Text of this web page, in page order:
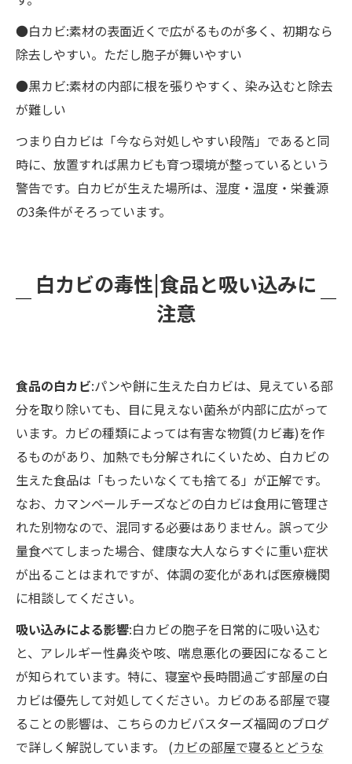
●白カビ:素材の表面近くで広がるものが多く、初期なら
除去しやすい。ただし胞子が舞いやすい
●黒カビ:素材の内部に根を張りやすく、染み込むと除去
が難しい
つまり白カビは「今なら対処しやすい段階」であると同
時に、放置すれば黒カビも育つ環境が整っているという
警告です。白カビが生えた場所は、湿度・温度・栄養源
の3条件がそろっています。
白カビの毒性|食品と吸い込みに
注意
食品の白カビ:パンや餅に生えた白カビは、見えている部
分を取り除いても、目に見えない菌糸が内部に広がって
います。カビの種類によっては有害な物質(カビ毒)を作
るものがあり、加熱でも分解されにくいため、白カビの
生えた食品は「もったいなくても捨てる」が正解です。
なお、カマンベールチーズなどの白カビは食用に管理さ
れた別物なので、混同する必要はありません。誤って少
量食べてしまった場合、健康な大人ならすぐに重い症状
が出ることはまれですが、体調の変化があれば医療機関
に相談してください。
吸い込みによる影響:白カビの胞子を日常的に吸い込む
と、アレルギー性鼻炎や咳、喘息悪化の要因になること
が知られています。特に、寝室や長時間過ごす部屋の白
カビは優先して対処してください。カビのある部屋で寝
ることの影響は、こちらのカビバスターズ福岡のブログ
で詳しく解説しています。 (カビの部屋で寝るとどうな